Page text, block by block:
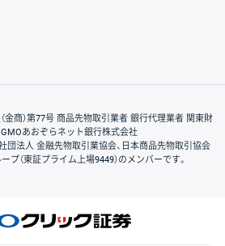
金商）第77号 商品先物取引業者 銀行代理業者 関東財
GMOあおぞらネット銀行株式会社
団法人 金融先物取引業協会、日本商品先物取引協会
（東証プライム上場9449）のメンバーです。